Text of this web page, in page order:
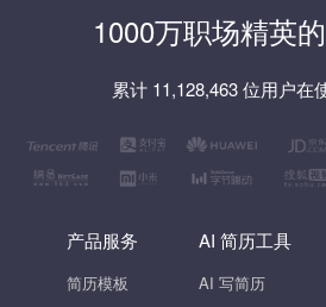
1000万职场精英
累计 11,128,463 位用户在
产品服务
简历模板
AI 简历工具
AI 写简历